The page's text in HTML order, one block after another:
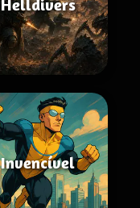
Helldivers
Invencível